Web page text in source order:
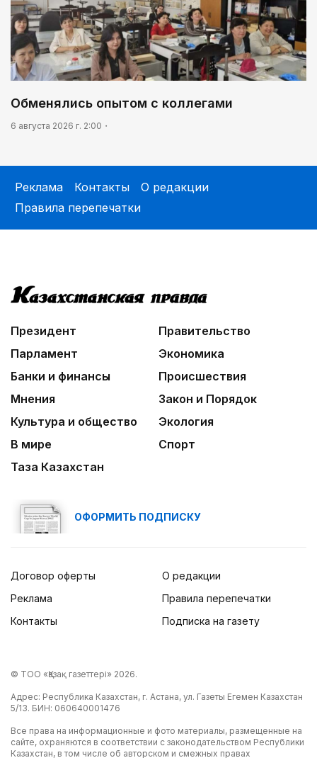
Обменялись опытом с коллегами
6 августа 2026 г. 2:00
Реклама Контакты
О редакции
Правила перепечатки
Президент
Правительство
Парламент
Экономика
Банки и финансы
Происшествия
Мнения
Закон и Порядок
Культура и общество
Экология
В мире
Спорт
Таза Казахстан
ОФОРМИТЬ ПОДПИСКУ
Договор оферты
Реклама
Контакты
О редакции
Правила перепечатки
Подписка на газету
© ТОО «Қазақ газеттері» 2026.
Адрес: Республика Казахстан, г. Астана, ул. Газеты Егемен Казахстан
5/13. БИН: 060640001476
Все права на информационные и фото материалы, размещенные на
сайте, охраняются в соответствии с законодательством Республики
Казахстан, в том числе об авторском и смежных правах